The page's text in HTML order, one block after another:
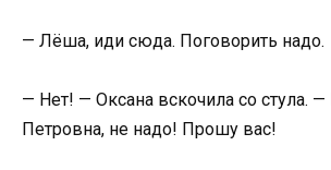
— Лёша, иди сюда. Поговорить надо.
— Нет! — Оксана вскочила со стула. —
Петровна, не надо! Прошу вас!